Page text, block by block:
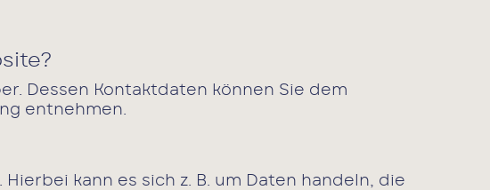
Dessen Kontaktdaten können Sie dem
entnehmen.
kann es sich z. B. um Daten handeln, die